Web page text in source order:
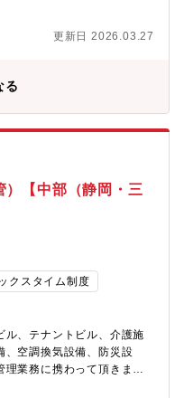
更新日 2026.03.27
る
）【中部（静岡・三
クスタイム制度
ル、テナントビル、介護施
、空調換気設備、防災設
業務に携わって頂きま